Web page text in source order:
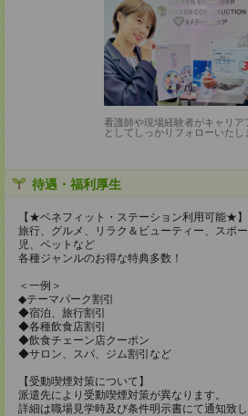
看護師や現場経験者がキャリア
としてしっかりフォローいたし
待遇・福利厚生
【★ベネフィット・ステーション利用可能★】
旅行、グルメ、リラク＆ビューティー、スポ
児、ペットなど
各種ジャンルのお得な特典多数！
＜一例＞
◆テーマパーク割引
◆宿泊、旅行割引
◆各種飲食店割引
◆飲食チェーン店クーポン
◆サロン、スパ、ジム割引など
【受動喫煙対策について】
派遣先により受動喫煙対策が異なります。
詳細は職場見学時及び条件明示書にて通知致し